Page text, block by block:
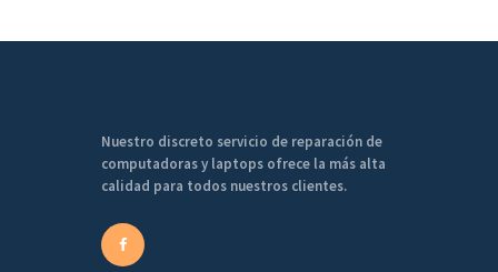
Nuestro discreto servicio de reparación de
computadoras y laptops ofrece la más alta
calidad para todos nuestros clientes.